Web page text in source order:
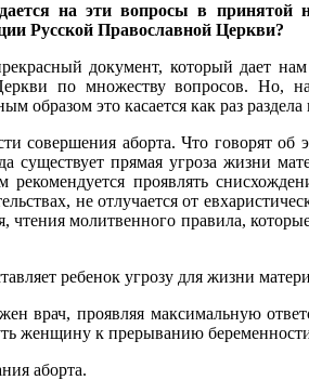
на эти вопросы в принятой
Русской Православной Церкви?
документ, который дает нам
по множеству вопросов. Но,
образом это касается как раз раздела
совершения аборта. Что говорят об
существует прямая угроза жизни
проявлять
не отлучается от
молитвенного правила, которые
ребенок угрозу для жизни
врач, проявляя максимальную
женщину к прерыванию
аборта.